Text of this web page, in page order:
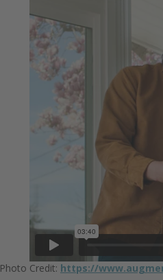
Photo Credit: https://